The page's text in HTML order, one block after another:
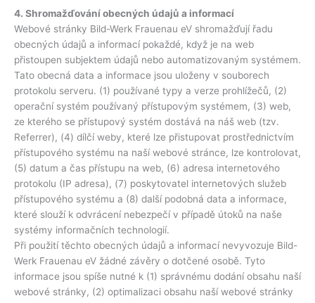
4. Shromažďování obecných údajů a informací
Webové stránky Bild-Werk Frauenau eV shromažďují řadu
obecných údajů a informací pokaždé, když je na web
přistoupen subjektem údajů nebo automatizovaným systémem.
Tato obecná data a informace jsou uloženy v souborech
protokolu serveru. (1) používané typy a verze prohlížečů, (2)
operační systém používaný přístupovým systémem, (3) web,
ze kterého se přístupový systém dostává na náš web (tzv.
Referrer), (4) dílčí weby, které lze přistupovat prostřednictvím
přístupového systému na naší webové stránce, lze kontrolovat,
(5) datum a čas přístupu na web, (6) adresa internetového
protokolu (IP adresa), (7) poskytovatel internetových služeb
přístupového systému a (8) další podobná data a informace,
které slouží k odvrácení nebezpečí v případě útoků na naše
systémy informačních technologií.
Při použití těchto obecných údajů a informací nevyvozuje Bild-
Werk Frauenau eV žádné závěry o dotčené osobě. Tyto
informace jsou spíše nutné k (1) správnému dodání obsahu naší
webové stránky, (2) optimalizaci obsahu naší webové stránky